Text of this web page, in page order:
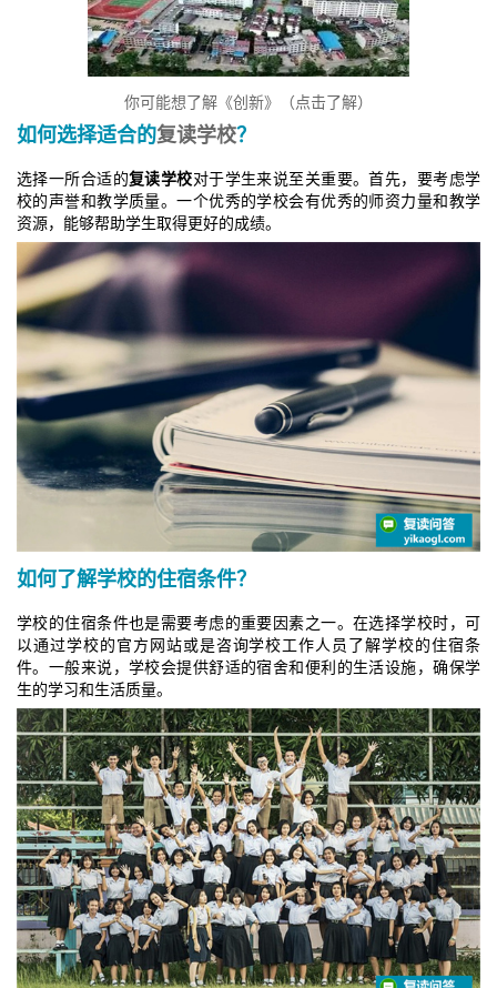
你可能想了解《创新》（点击了解）
如何选择适合的复读学校？
选择一所合适的复读学校对于学生来说至关重要。首先，要考虑学
校的声誉和教学质量。一个优秀的学校会有优秀的师资力量和教学
资源，能够帮助学生取得更好的成绩。
如何了解学校的住宿条件？
学校的住宿条件也是需要考虑的重要因素之一。在选择学校时，可
以通过学校的官方网站或是咨询学校工作人员了解学校的住宿条
件。一般来说，学校会提供舒适的宿舍和便利的生活设施，确保学
生的学习和生活质量。